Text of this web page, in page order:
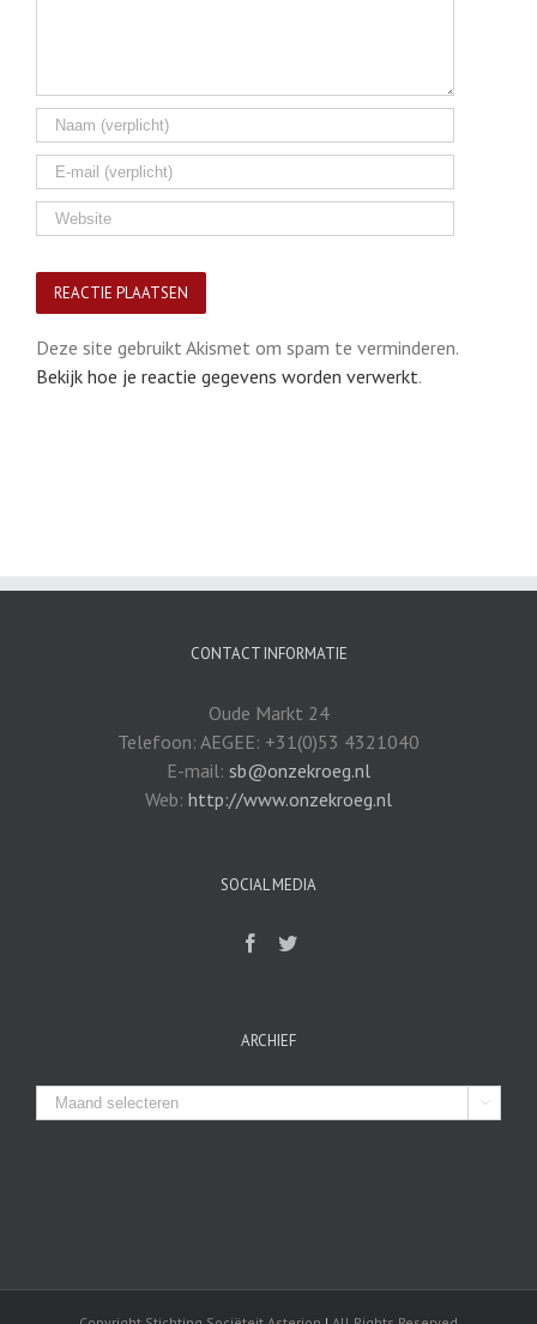
Deze site gebruikt Akismet om spam te verminderen.
Bekijk hoe je reactie gegevens worden verwerkt.
CONTACT INFORMATIE
Oude Markt 24
Telefoon: AEGEE: +31(0)53 4321040
E-mail: sb@onzekroeg.nl
Web: http://www.onzekroeg.nl
SOCIAL MEDIA
ARCHIEF
